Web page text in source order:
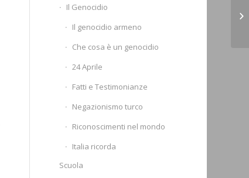
Il Genocidio
Il genocidio armeno
Che cosa è un genocidio
24 Aprile
Fatti e Testimonianze
Negazionismo turco
Riconoscimenti nel mondo
Italia ricorda
Scuola